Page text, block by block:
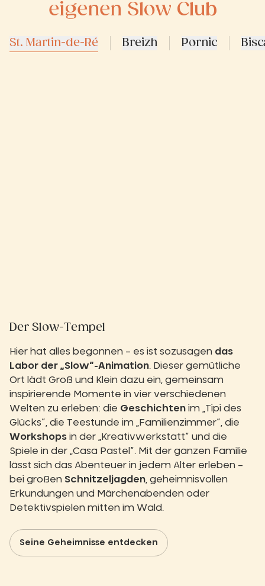
eigenen Slow Club
St. Martin-de-Ré Breizh Pornic
Der Slow-Tempel
Hier hat alles begonnen – es ist sozusagen das
Labor der „Slow“-Animation. Dieser gemütliche
Ort lädt Groß und Klein dazu ein, gemeinsam
inspirierende Momente in vier verschiedenen
Welten zu erleben: die Geschichten im „Tipi des
Glücks“, die Teestunde im „Familienzimmer“, die
Workshops in der „Kreativwerkstatt“ und die
Spiele in der „Casa Pastel“. Mit der ganzen Familie
lässt sich das Abenteuer in jedem Alter erleben –
bei großen Schnitzeljagden , geheimnisvollen
Erkundungen und Märchenabenden oder
Detektivspielen mitten im Wald.
Seine Geheimnisse entdecken